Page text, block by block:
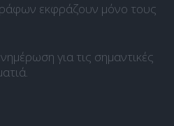
εκφράζουν μόνο τους
για τις σημαντικές